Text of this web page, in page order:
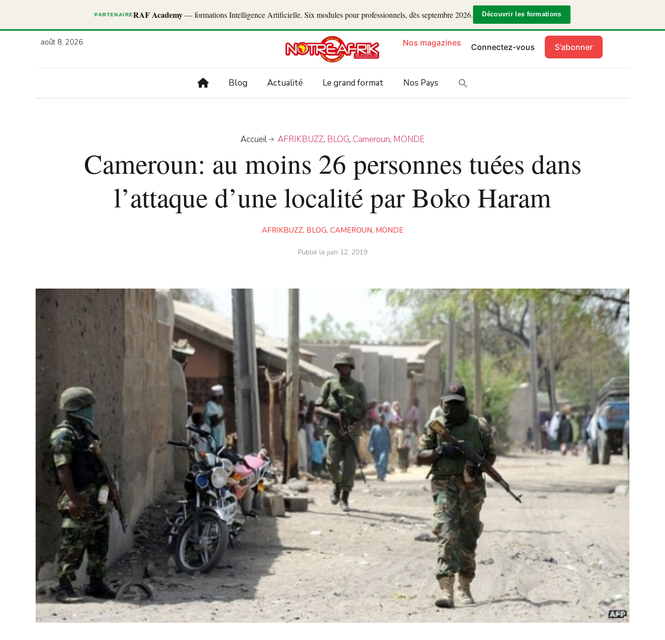
PARTENAIRERAF Academy— formations Intelligence Artificielle. Six modules pour professionnels, dès septembre 2026. Découvrir les formations
août 8, 2026 Nos magazines Connectez-vous S'abonner
Blog Actualité Le grand format Nos Pays
Accueil AFRIKBUZZ, BLOG, Cameroun, MONDE
Cameroun: au moins 26 personnes tuées dans
l’attaque d’une localité par Boko Haram
AFRIKBUZZ, BLOG, CAMEROUN, MONDE
Publié le juin 12, 2019